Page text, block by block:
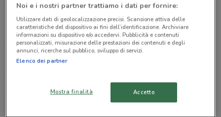
Via Giuseppe Eugenio Luraghi, 11 Arese
13.8 km
APERTO
Via Buenos Aires, 90 Milano
15.2 km
APERTO
Tutti i negozi GrandVision by Avanzi
Noi e i nostri partner trattiamo i dati per fornire:
Utilizzare dati di geolocalizzazione precisi. Scansione attiva delle
caratteristiche del dispositivo ai fini dell’identificazione. Archiviare
informazioni su dispositivo e/o accedervi. Pubblicità e contenuti
personalizzati, misurazione delle prestazioni dei contenuti e degli
annunci, ricerche sul pubblico, sviluppo di servizi.
Elenco dei partner
Mostra finalità Accetto